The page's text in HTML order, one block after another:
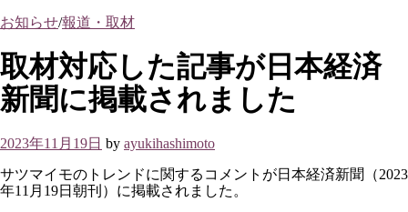
お知らせ/報道・取材
取材対応した記事が日本経済
新聞に掲載されました
2023年11月19日 by ayukihashimoto
サツマイモのトレンドに関するコメントが日本経済新聞（2023
年11月19日朝刊）に掲載されました。